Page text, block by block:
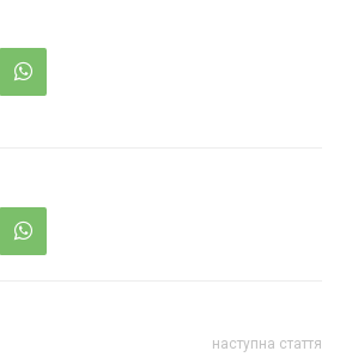
наступна стаття